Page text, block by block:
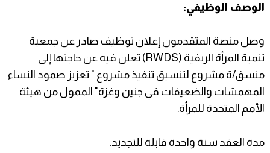
الوصف الوظيفي:
وصل منصة المتقدمون إعلان توظيف صادر عن جمعية
تنمية المرأة الريفية (RWDS) تعلن فيه عن حاجتها إلى
منسق/ة مشروع لتنسيق تنفيذ مشروع " تعزيز صمود النساء
المهمشات والضعيفات في جنين وغزة" الممول من هيئة
الأمم المتحدة للمرأة.
مدة العقد سنة واحدة قابلة للتجديد.